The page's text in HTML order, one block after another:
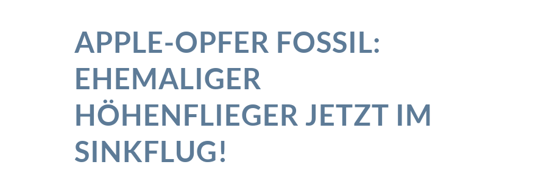
APPLE-OPFER FOSSIL:
EHEMALIGER
HÖHENFLIEGER JETZT IM
SINKFLUG!